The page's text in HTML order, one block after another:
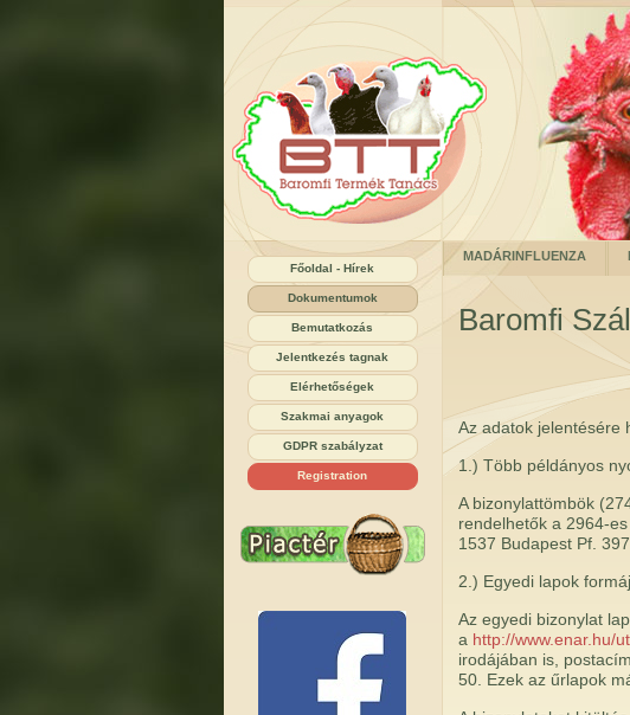
Főoldal - Hírek
Dokumentumok
Bemutatkozás
Jelentkezés tagnak
Elérhetőségek
Szakmai anyagok
GDPR szabályzat
Registration
MADÁRINFLUENZA
Baromfi
Az adatok jelentésére
1.) Több példányos
A bizonylattömbök
rendelhetők a 2964-
1537 Budapest Pf.
2.) Egyedi lapok
Az egyedi bizonylat
a http://www.enar.hu/
irodájában is,
50. Ezek az űrlapok